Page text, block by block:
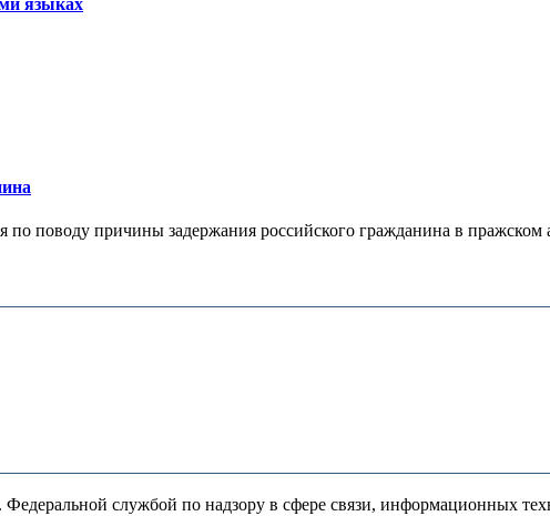
языках
поводу причины задержания российского гражданина в пражском
службой по надзору в сфере связи, информационных